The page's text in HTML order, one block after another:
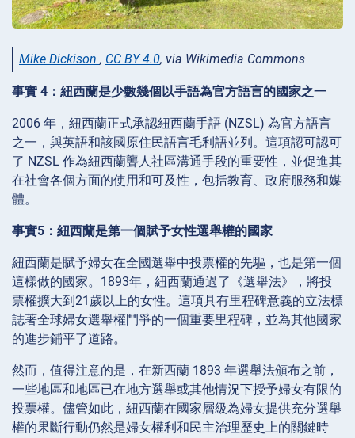
Mike Dickison , CC BY 4.0, via Wikimedia Commons
事實 4：紐西蘭是少數幾個以手語為官方語言的國家之一
2006 年，紐西蘭正式承認紐西蘭手語 (NZSL) 為官方語言
之一，與英語和該國原住民語言毛利語並列。這項認可認可
了 NZSL 作為紐西蘭聾人社區溝通手段的重要性，並促進其
在社會各個方面的使用和可及性，包括教育、政府服務和媒
體。
事實5：紐西蘭是第一個賦予女性選舉權的國家
紐西蘭是賦予婦女在全國選舉中投票權的先驅，也是第一個
這樣做的國家。1893年，紐西蘭通過了《選舉法》，將投
票權擴大到21歲以上的女性。這項具有里程碑意義的立法標
誌著全球婦女選舉權鬥爭的一個重要里程碑，並為其他國家
的進步鋪平了道路。
然而，值得注意的是，在新西蘭 1893 年選舉法頒布之前，
一些地區和地區已在地方選舉或其他情況下授予婦女有限的
投票權。儘管如此，紐西蘭在國家層級為婦女提供充分選舉
權的果斷行動仍然是婦女權利和民主治理歷史上的關鍵時